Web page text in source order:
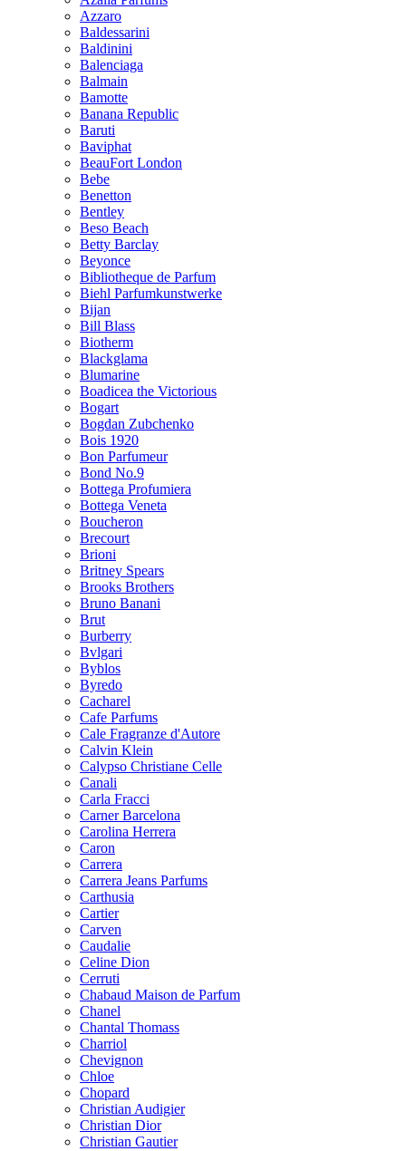
Azzaro
Baldessarini
Baldinini
Balenciaga
Balmain
Bamotte
Banana Republic
Baruti
Baviphat
BeauFort London
Bebe
Benetton
Bentley
Beso Beach
Betty Barclay
Beyonce
Bibliotheque de Parfum
Biehl Parfumkunstwerke
Bijan
Bill Blass
Biotherm
Blackglama
Blumarine
Boadicea the Victorious
Bogart
Bogdan Zubchenko
Bois 1920
Bon Parfumeur
Bond No.9
Bottega Profumiera
Bottega Veneta
Boucheron
Brecourt
Brioni
Britney Spears
Brooks Brothers
Bruno Banani
Brut
Burberry
Bvlgari
Byblos
Byredo
Cacharel
Cafe Parfums
Cale Fragranze d'Autore
Calvin Klein
Calypso Christiane Celle
Canali
Carla Fracci
Carner Barcelona
Carolina Herrera
Caron
Carrera
Carrera Jeans Parfums
Carthusia
Cartier
Carven
Caudalie
Celine Dion
Cerruti
Chabaud Maison de Parfum
Chanel
Chantal Thomass
Charriol
Chevignon
Chloe
Chopard
Christian Audigier
Christian Dior
Christian Gautier